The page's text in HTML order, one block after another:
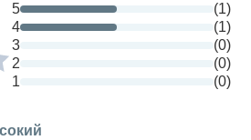
5
(1)
4
(1)
3
(0)
2
(0)
1
(0)